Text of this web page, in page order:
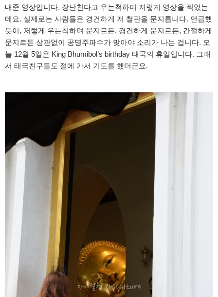
내준 영상입니다. 장난친다고 우는척하며 저렇게 영상을 찍었는
데요. 실제로는 사람들은 경건하게 저 철판을 문지릅니다. 언급했
듯이, 저렇게 우는척하며 문지르든, 경건하게 문지르든, 간절하게
문지르든 상관없이 공명주파수가 맞아야 소리가 나는 겁니다. 오
늘 12월 5일은 King Bhumibol’s birthday 태국의 휴일입니다. 그래
서 태국친구들도 절에 가서 기도를 했더군요.